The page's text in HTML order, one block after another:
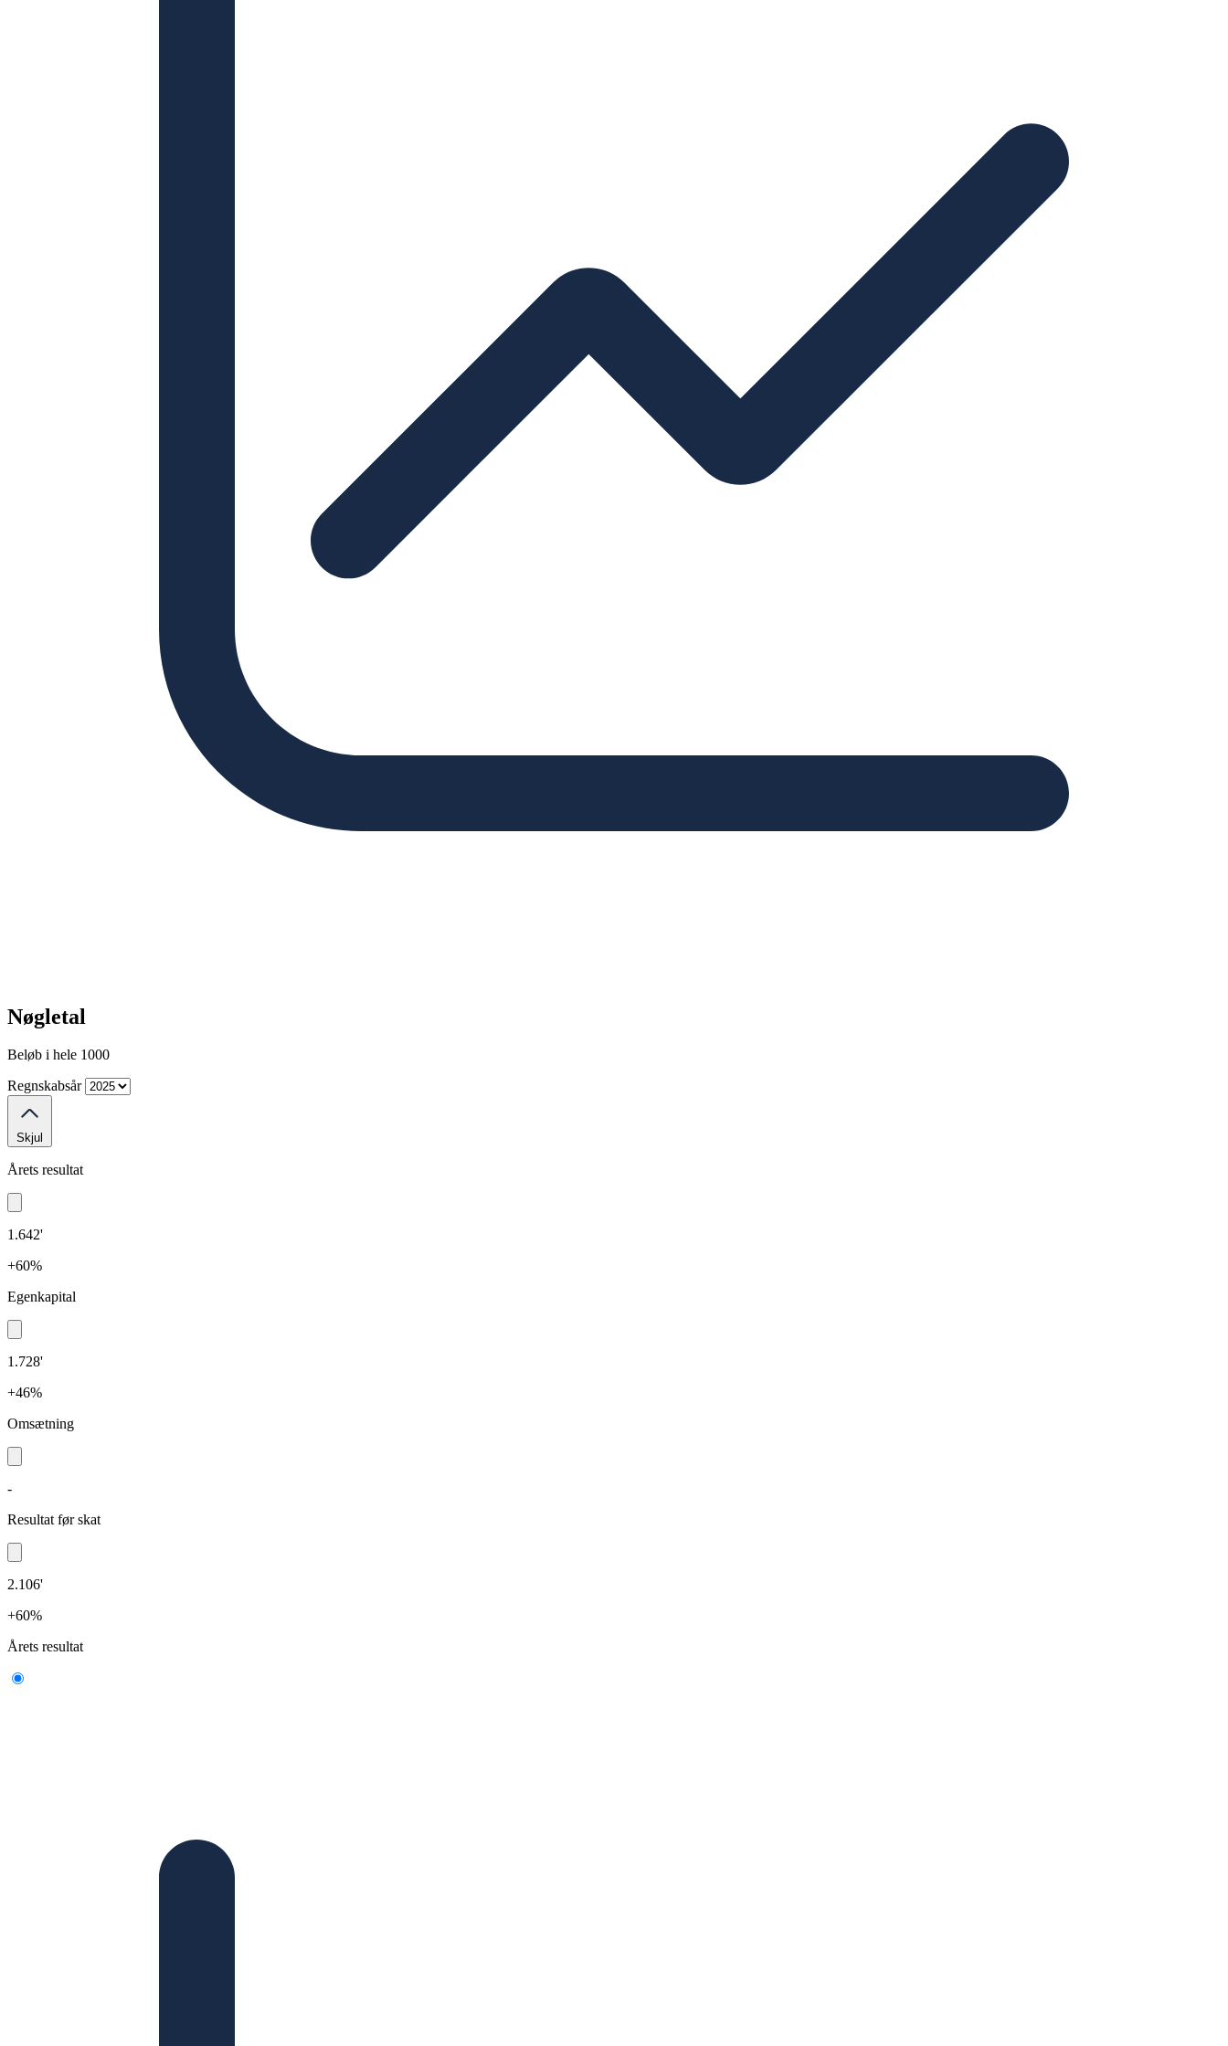
Nøgletal
Beløb i hele 1000
Regnskabsår
Skjul
Årets resultat
1.642'
+60%
Egenkapital
1.728'
+46%
Omsætning
-
Resultat før skat
2.106'
+60%
Årets resultat